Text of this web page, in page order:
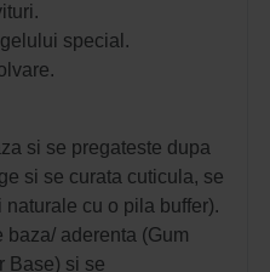
special.
si se pregateste dupa
si se curata cuticula, se
cu o pila buffer).
baza/ aderenta (Gum
Base) si se